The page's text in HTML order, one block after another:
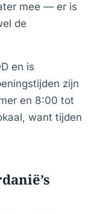
mee — er is
de
en is
zijn
en 8:00 tot
want tijden